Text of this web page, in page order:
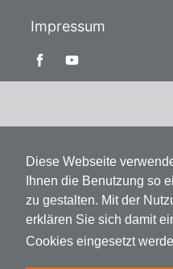
Diese Webseite
Ihnen die Benutzung so
zu gestalten. Mit der
erklären Sie sich damit
Cookies eingesetzt
Impressum